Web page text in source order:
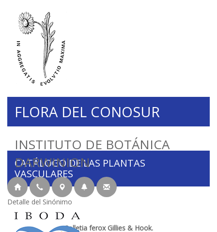
INSTITUTO DE BOTÁNICA
DARWINION
FLORA DEL CONOSUR
CATÁLOGO DE LAS PLANTAS
VASCULARES
Detalle del Sinónimo
Colletia ferox Gillies & Hook.